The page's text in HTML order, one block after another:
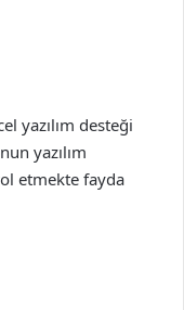
yazılım desteği
yazılım
etmekte fayda